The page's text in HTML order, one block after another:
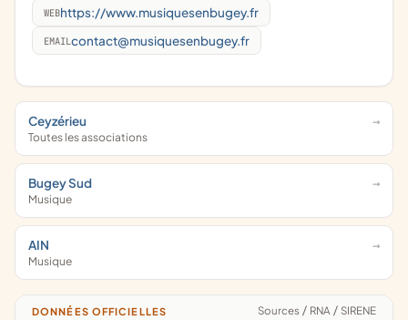
WEBhttps://www.musiquesenbugey.fr
EMAIL contact@musiquesenbugey.fr
Ceyzérieu
Toutes les associations
Bugey Sud
Musique
AIN
Musique
DONNÉES OFFICIELLES Sources / RNA / SIRENE